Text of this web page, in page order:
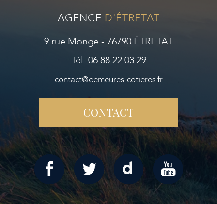
AGENCE D'ÉTRETAT
9 rue Monge - 76790 ÉTRETAT
Tél: 06 88 22 03 29
contact@demeures-cotieres.fr
CONTACT